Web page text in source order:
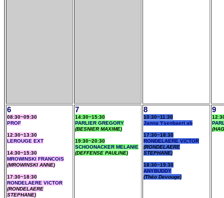
6
08:30~09:30
PROF
12:30~13:30
LEROUGE EXT
14:30~15:30
MROWINSKI FRANCOIS
(MROWINSKI ANNE)
17:30~18:30
RONDELAERE VICTOR
(RONDELAERE
STEPHANE)
7
14:30~15:30
PARLIER GREGORY
(BESNIER MAXIME)
19:30~20:30
SCHOONACKER MELANIE
(DEFFENSE PAULINE)
8
10:30~11:30
Janna Ysenbaert ab
17:30~18:30
RONDELAERE VICTOR
(RONDELAERE
STEPHANE)
18:30~19:30
ANYBUDDY
(Théo Devouge)
9